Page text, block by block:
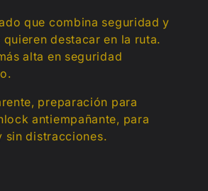
que combina seguridad y
destacar en la ruta.
alta en seguridad
preparación para
antiempañante, para
sin distracciones.